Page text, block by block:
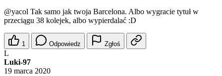
@yacol Tak samo jak twoja Barcelona. Albo wygracie tytuł w
przeciągu 38 kolejek, albo wypierdalać :D
1 Odpowiedz Zgłoś
L
Luki-97
19 marca 2020